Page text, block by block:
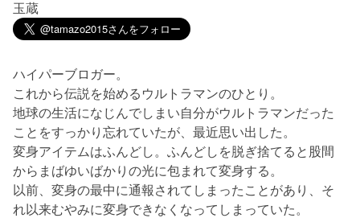
玉蔵
ハイパーブロガー。
これから伝説を始めるウルトラマンのひとり。
地球の生活になじんでしまい自分がウルトラマンだった
ことをすっかり忘れていたが、最近思い出した。
変身アイテムはふんどし。ふんどしを脱ぎ捨てると股間
からまばゆいばかりの光に包まれて変身する。
以前、変身の最中に通報されてしまったことがあり、そ
れ以来むやみに変身できなくなってしまっていた。